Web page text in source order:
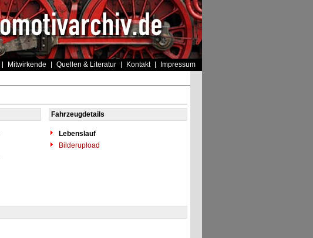
Mitwirkende Quellen & Literatur Kontakt Impressum
Fahrzeugdetails
Lebenslauf
Bilderupload